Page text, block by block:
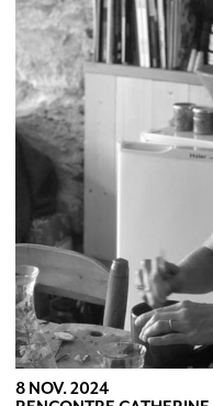
8 NOV. 2024